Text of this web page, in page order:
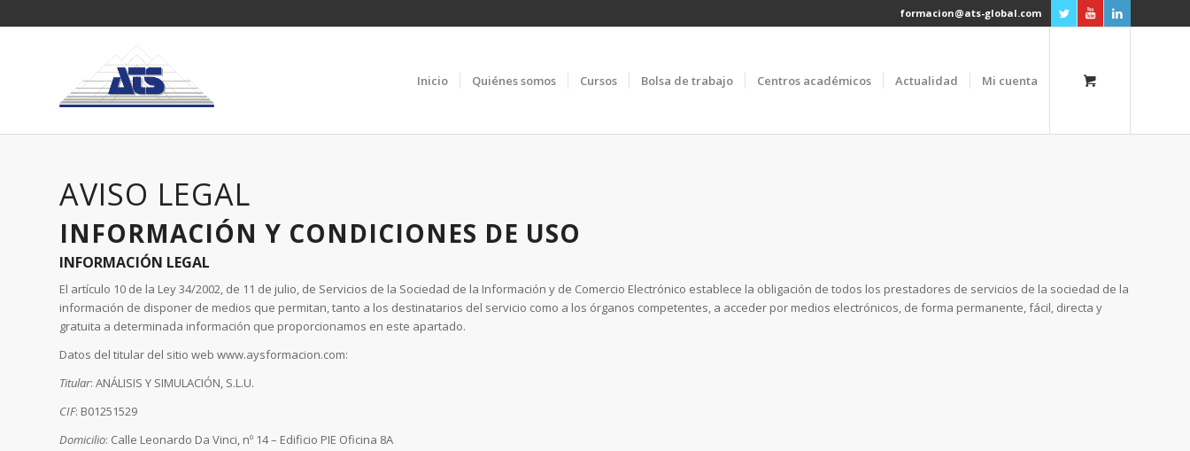
formacion@ats-global.com
Inicio Quiénes somos Cursos Bolsa de trabajo Centros académicos Actualidad Mi cuenta
AVISO LEGAL
INFORMACIÓN Y CONDICIONES DE USO
INFORMACIÓN LEGAL
El artículo 10 de la Ley 34/2002, de 11 de julio, de Servicios de la Sociedad de la Información y de Comercio Electrónico establece la obligación de todos los prestadores de servicios de la sociedad de la
información de disponer de medios que permitan, tanto a los destinatarios del servicio como a los órganos competentes, a acceder por medios electrónicos, de forma permanente, fácil, directa y
gratuita a determinada información que proporcionamos en este apartado.
Datos del titular del sitio web www.aysformacion.com:
Titular: ANÁLISIS Y SIMULACIÓN, S.L.U.
CIF: B01251529
Domicilio: Calle Leonardo Da Vinci, nº 14 – Edificio PIE Oficina 8A